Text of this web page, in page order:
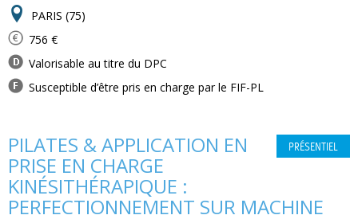
PARIS (75)
756 €
Valorisable au titre du DPC
Susceptible d’être pris en charge par le FIF-PL
PRÉSENTIEL
PILATES & APPLICATION EN
PRISE EN CHARGE
KINÉSITHÉRAPIQUE :
PERFECTIONNEMENT SUR MACHINE